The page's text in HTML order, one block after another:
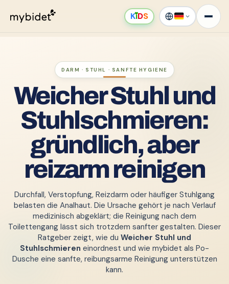
KıDS
DARM · STUHL · SANFTE HYGIENE
Weicher Stuhl und
Stuhlschmieren:
gründlich, aber
reizarm reinigen
Durchfall, Verstopfung, Reizdarm oder häufiger Stuhlgang
belasten die Analhaut. Die Ursache gehört je nach Verlauf
medizinisch abgeklärt; die Reinigung nach dem
Toilettengang lässt sich trotzdem sanfter gestalten. Dieser
Ratgeber zeigt, wie du Weicher Stuhl und
Stuhlschmieren einordnest und wie mybidet als Po-
Dusche eine sanfte, reibungsarme Reinigung unterstützen
kann.